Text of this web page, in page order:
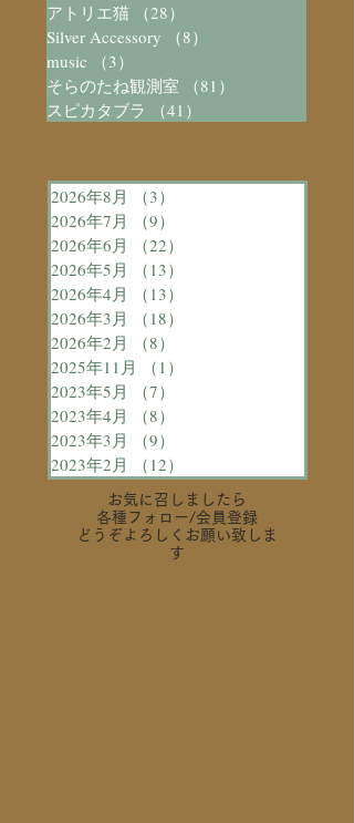
アトリエ猫
（28）
Silver Accessory
（8）
music
（3）
そらのたね観測室
（81）
スピカタブラ
（41）
2026年8月 （3）
2026年7月
（9）
2026年6月
（22）
2026年5月
（13）
2026年4月
（13）
2026年3月
（18）
2026年2月
（8）
2025年11月
（1）
2023年5月
（7）
2023年4月
（8）
2023年3月
（9）
2023年2月
（12）
お気に召しましたら
各種フォロー/会員登録
どうぞよろしくお願い致しま
す